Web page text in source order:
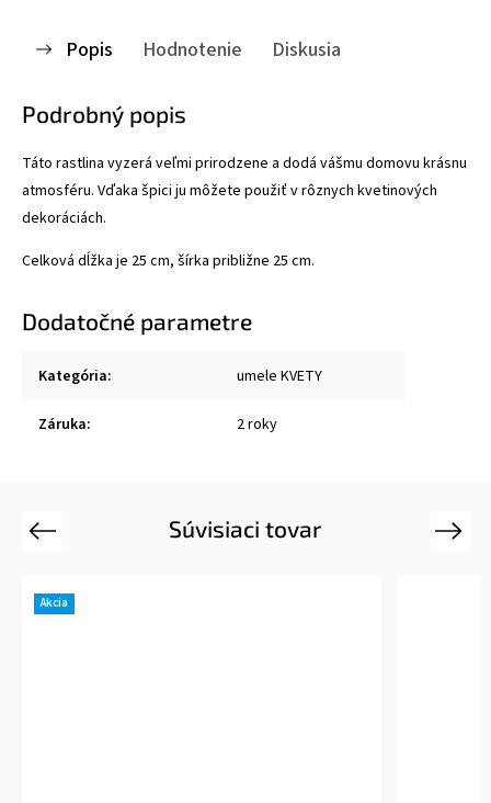
Popis Hodnotenie Diskusia
Podrobný popis
Táto rastlina vyzerá veľmi prirodzene a dodá vášmu domovu krásnu
atmosféru. Vďaka špici ju môžete použiť v rôznych kvetinových
dekoráciách.
Celková dĺžka je 25 cm, šírka približne 25 cm.
Dodatočné parametre
Kategória: umele KVETY
Záruka: 2 roky
Súvisiaci tovar
Previous
Akcia
Next